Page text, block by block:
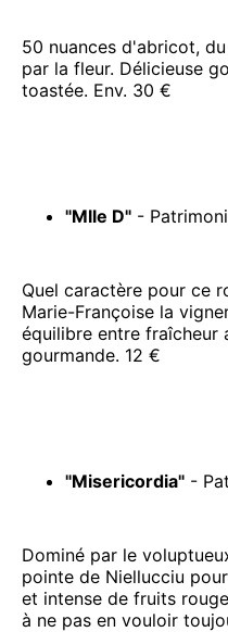
50 nuances d'abricot,
par la fleur. Délicieuse
toastée. Env. 30 €
"Mlle D" -
Quel caractère pour ce
Marie-Françoise la
équilibre entre fraîcheur
gourmande. 12 €
"Misericordia" -
Dominé par le
pointe de Niellucciu
et intense de fruits
à ne pas en vouloir